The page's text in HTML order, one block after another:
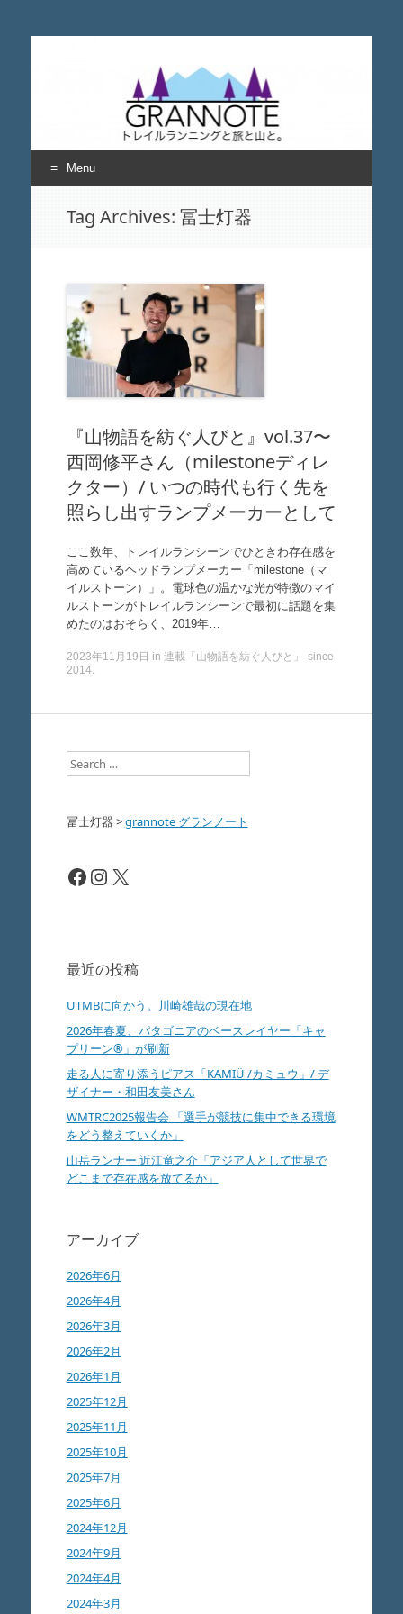
grannote グランノー
トレイルランニングと旅と山について考える
Menu
Tag Archives: 冨士灯器
『山物語を紡ぐ人びと』vol.37〜
西岡修平さん（milestoneディレ
クター）/ いつの時代も行く先を
照らし出すランプメーカーとして
ここ数年、トレイルランシーンでひときわ存在感を
高めているヘッドランプメーカー「milestone（マ
イルストーン）」。電球色の温かな光が特徴のマイ
ルストーンがトレイルランシーンで最初に話題を集
めたのはおそらく、2019年…
2023年11月19日 in 連載「山物語を紡ぐ人びと」-since
2014.
Search
冨士灯器 >grannote グランノート
Facebook
Instagram
X
最近の投稿
UTMBに向かう。川崎雄哉の現在地
2026年春夏、パタゴニアのベースレイヤー「キャ
プリーン®」が刷新
走る人に寄り添うピアス「KAMIÜ /カミュウ」/ デ
ザイナー・和田友美さん
WMTRC2025報告会 「選手が競技に集中できる環境
をどう整えていくか」
山岳ランナー 近江竜之介「アジア人として世界で
どこまで存在感を放てるか」
アーカイブ
2026年6月
2026年4月
2026年3月
2026年2月
2026年1月
2025年12月
2025年11月
2025年10月
2025年7月
2025年6月
2024年12月
2024年9月
2024年4月
2024年3月